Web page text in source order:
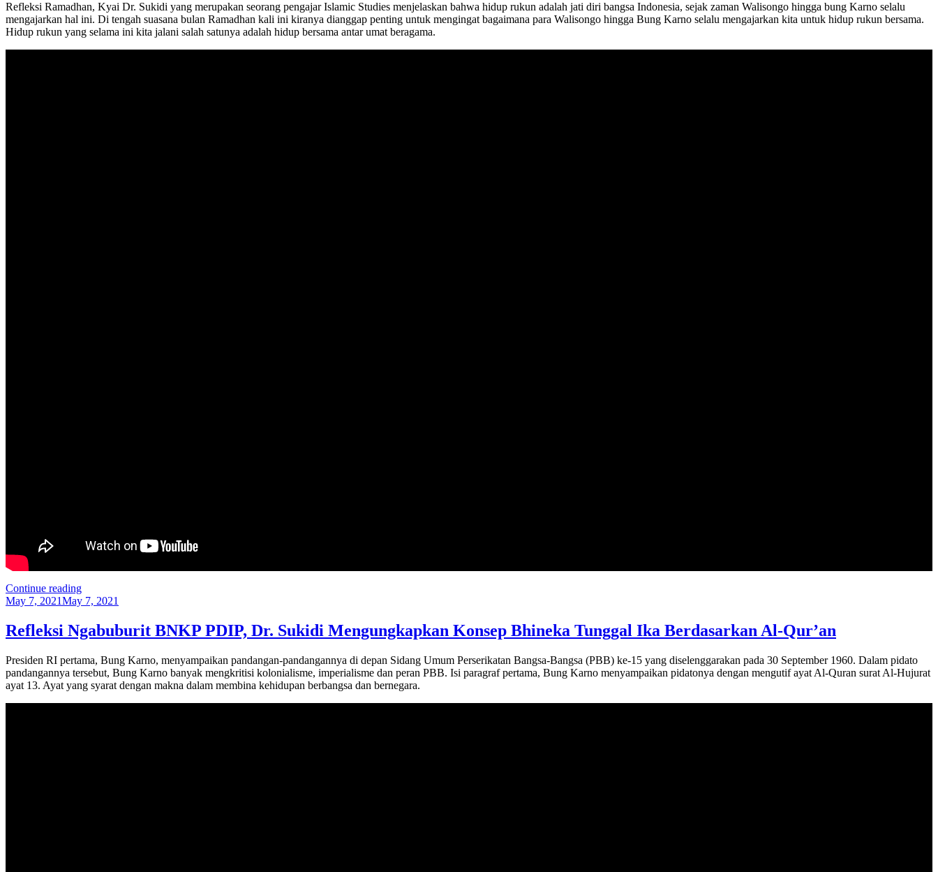
Sukidi:
Puasa
Buat
Kita
Refleksi Ramadhan, Kyai Dr. Sukidi yang merupakan seorang pengajar Islamic Studies menjelaskan bahwa hidup rukun adalah jati diri bangsa Indonesia, sejak zaman Walisongo hingga bung Karno selalu
mengajarkan hal ini. Di tengah suasana bulan Ramadhan kali ini kiranya dianggap penting untuk mengingat bagaimana para Walisongo hingga Bung Karno selalu mengajarkan kita untuk hidup rukun bersama.
Hidup rukun yang selama ini kita jalani salah satunya adalah hidup bersama antar umat beragama.
Continue reading“Hidup
Toleran,
Kepribadian
Bangsa”
Posted
May 7, 2021May 7, 2021
Refleksi Ngabuburit BNKP PDIP, Dr. Sukidi Mengungkapkan Konsep Bhineka Tunggal Ika Berdasarkan Al-Qur’an
Presiden RI pertama, Bung Karno, menyampaikan pandangan-pandangannya di depan Sidang Umum Perserikatan Bangsa-Bangsa (PBB) ke-15 yang diselenggarakan pada 30 September 1960. Dalam pidato
pandangannya tersebut, Bung Karno banyak mengkritisi kolonialisme, imperialisme dan peran PBB. Isi paragraf pertama, Bung Karno menyampaikan pidatonya dengan mengutif ayat Al-Quran surat Al-Hujurat
ayat 13. Ayat yang syarat dengan makna dalam membina kehidupan berbangsa dan bernegara.